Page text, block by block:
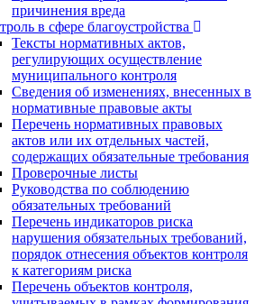
причинения вреда
в сфере благоустройства
Тексты нормативных актов,
регулирующих осуществление
муниципального контроля
Сведения об изменениях, внесенных в
нормативные правовые акты
Перечень нормативных правовых
актов или их отдельных частей,
содержащих обязательные требования
Проверочные листы
Руководства по соблюдению
обязательных требований
Перечень индикаторов риска
нарушения обязательных требований,
порядок отнесения объектов контроля
к категориям риска
Перечень объектов контроля,